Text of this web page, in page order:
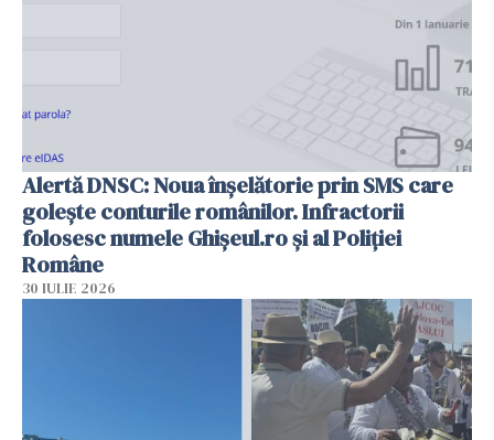
Alertă DNSC: Noua înșelătorie prin SMS care
golește conturile românilor. Infractorii
folosesc numele Ghișeul.ro și al Poliției
Române
30 IULIE 2026